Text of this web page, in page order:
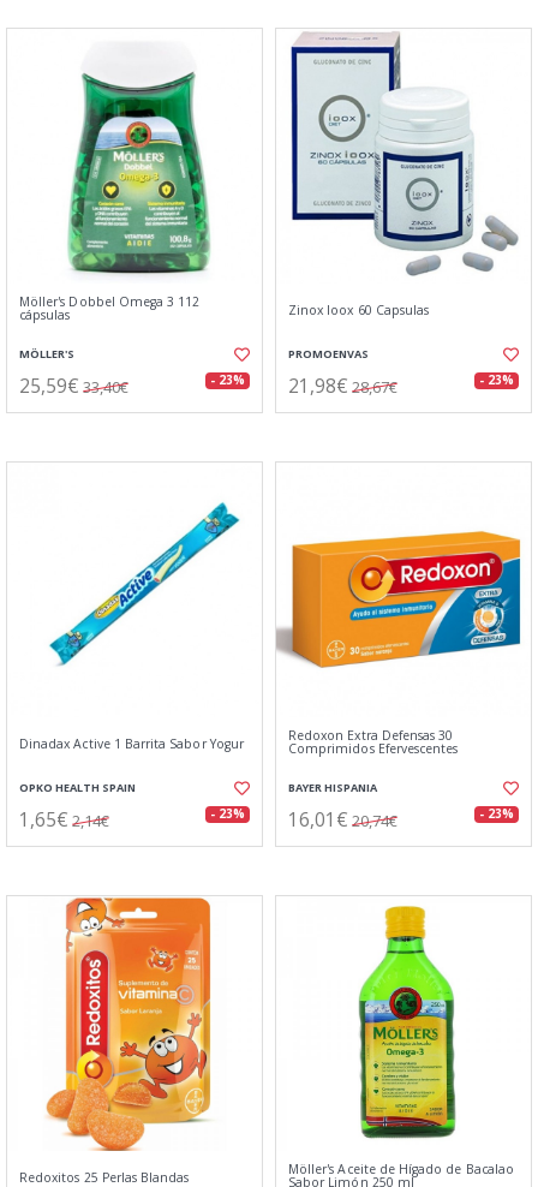
Möller's Dobbel Omega 3 112
cápsulas
MÖLLER'S
25,59€ 33,40€ - 23%
Zinox Ioox 60 Capsulas
PROMOENVAS
21,98€ 28,67€ - 23%
Dinadax Active 1 Barrita Sabor Yogur
OPKO HEALTH SPAIN
1,65€ 2,14€ - 23%
Redoxon Extra Defensas 30
Comprimidos Efervescentes
BAYER HISPANIA
16,01€ 20,74€ - 23%
Redoxitos 25 Perlas Blandas Möller's Aceite de Hígado de Bacalao
Sabor Limón 250 ml